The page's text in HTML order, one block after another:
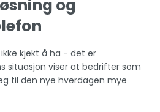
og
kjekt å ha - det er
situasjon viser at bedrifter som
til den nye hverdagen mye